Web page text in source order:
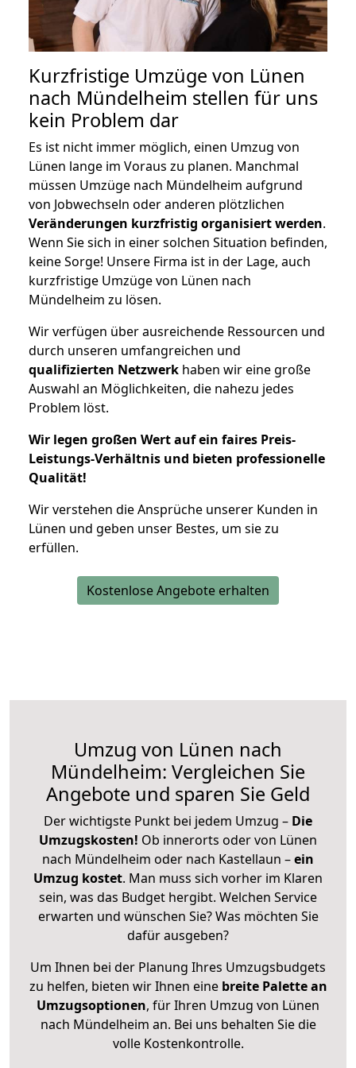
Kurzfristige Umzüge von Lünen
nach Mündelheim stellen für uns
kein Problem dar
Es ist nicht immer möglich, einen Umzug von
Lünen lange im Voraus zu planen. Manchmal
müssen Umzüge nach Mündelheim aufgrund
von Jobwechseln oder anderen plötzlichen
Veränderungen kurzfristig organisiert werden.
Wenn Sie sich in einer solchen Situation befinden,
keine Sorge! Unsere Firma ist in der Lage, auch
kurzfristige Umzüge von Lünen nach
Mündelheim zu lösen.
Wir verfügen über ausreichende Ressourcen und
durch unseren umfangreichen und
qualifizierten Netzwerk haben wir eine große
Auswahl an Möglichkeiten, die nahezu jedes
Problem löst.
Wir legen großen Wert auf ein faires Preis-
Leistungs-Verhältnis und bieten professionelle
Qualität!
Wir verstehen die Ansprüche unserer Kunden in
Lünen und geben unser Bestes, um sie zu
erfüllen.
Kostenlose Angebote erhalten
Umzug von Lünen nach
Mündelheim: Vergleichen Sie
Angebote und sparen Sie Geld
Der wichtigste Punkt bei jedem Umzug – Die
Umzugskosten! Ob innerorts oder von Lünen
nach Mündelheim oder nach Kastellaun –ein
Umzug kostet. Man muss sich vorher im Klaren
sein, was das Budget hergibt. Welchen Service
erwarten und wünschen Sie? Was möchten Sie
dafür ausgeben?
Um Ihnen bei der Planung Ihres Umzugsbudgets
zu helfen, bieten wir Ihnen eine breite Palette an
Umzugsoptionen, für Ihren Umzug von Lünen
nach Mündelheim an. Bei uns behalten Sie die
volle Kostenkontrolle.